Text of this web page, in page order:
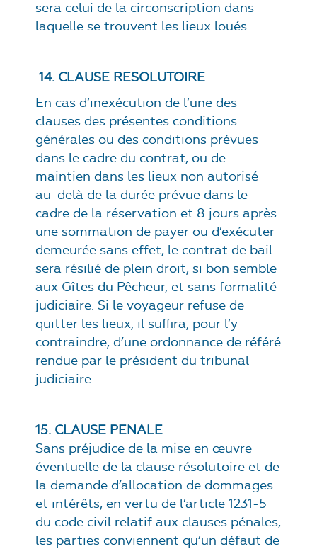
sera celui de la circonscription dans
laquelle se trouvent les lieux loués.
14. CLAUSE RESOLUTOIRE
En cas d’inexécution de l’une des
clauses des présentes conditions
générales ou des conditions prévues
dans le cadre du contrat, ou de
maintien dans les lieux non autorisé
au-delà de la durée prévue dans le
cadre de la réservation et 8 jours après
une sommation de payer ou d’exécuter
demeurée sans effet, le contrat de bail
sera résilié de plein droit, si bon semble
aux Gîtes du Pêcheur, et sans formalité
judiciaire. Si le voyageur refuse de
quitter les lieux, il suffira, pour l’y
contraindre, d’une ordonnance de référé
rendue par le président du tribunal
judiciaire.
15. CLAUSE PENALE
Sans préjudice de la mise en œuvre
éventuelle de la clause résolutoire et de
la demande d’allocation de dommages
et intérêts, en vertu de l’article 1231-5
du code civil relatif aux clauses pénales,
les parties conviennent qu’un défaut de